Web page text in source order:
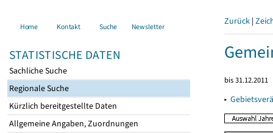
Home Kontakt Suche Newsletter
STATISTISCHE DATEN
Sachliche Suche
Regionale Suche
Kürzlich bereitgestellte Daten
Allgemeine Angaben, Zuordnungen
Zurück |
bis 31.12.2011
▸